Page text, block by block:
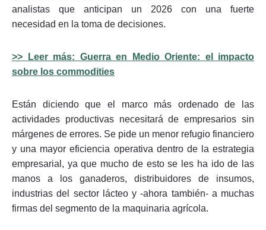
analistas que anticipan un 2026 con una fuerte
necesidad en la toma de decisiones.
>> Leer más: Guerra en Medio Oriente: el impacto
sobre los commodities
Están diciendo que el marco más ordenado de las
actividades productivas necesitará de empresarios sin
márgenes de errores. Se pide un menor refugio financiero
y una mayor eficiencia operativa dentro de la estrategia
empresarial, ya que mucho de esto se les ha ido de las
manos a los ganaderos, distribuidores de insumos,
industrias del sector lácteo y -ahora también- a muchas
firmas del segmento de la maquinaria agrícola.